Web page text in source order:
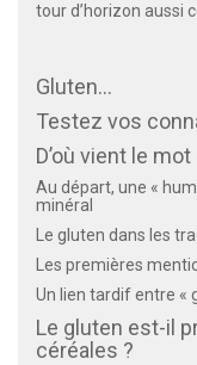
tour d’horizon aussi
Gluten…
Testez vos
D’où vient le mot
Au départ, une «
minéral
Le gluten dans les
Les premières
Un lien tardif entre «
Le gluten est-il
céréales ?